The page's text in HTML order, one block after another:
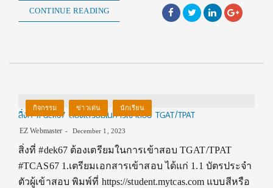
CONTINUE READING
กิจกรรม ข่าวเด่น นักเรียน
สิ่งที่ #dek67 ต้องเตรียมในการเข้าสอบ TGAT/TPAT
EZ Webmaster December 1, 2023
สิ่งที่ #dek67 ต้องเตรียมในการเข้าสอบ TGAT/TPAT
#TCAS67 1.เตรียมเอกสารเข้าสอบ ได้แก่ 1.1 บัตรประจำ
ตัวผู้เข้าสอบ พิมพ์ที่ https://student.mytcas.com แบบสีหรือ